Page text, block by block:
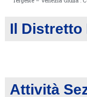
Il Distretto
Attività